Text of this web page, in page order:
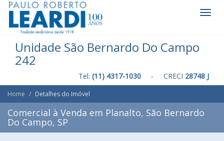
Unidade São Bernardo Do Campo
242
Tel: (11) 4317-1030 - CRECI 28748 J
Home Detalhes do Imóvel
Comercial à Venda em Planalto, São Bernardo
Do Campo, SP